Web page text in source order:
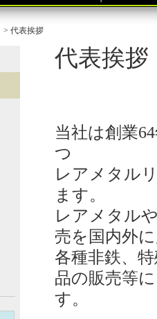
> 代表挨拶
代表挨拶
当社は創業
つ
レアメタル
ます。
レアメタル
売を国内外
各種非鉄、
品の販売等
す。